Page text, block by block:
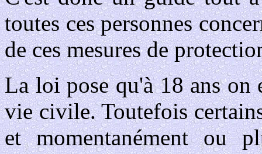
toutes ces personnes
de ces mesures de
La loi pose qu'à 18 ans on
vie civile. Toutefois
et momentanément ou